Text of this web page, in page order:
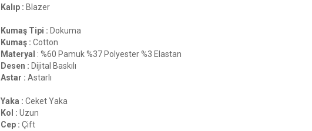
Kalıp : Blazer
Kumaş Tipi : Dokuma
Kumaş : Cotton
Materyal : %60 Pamuk %37 Polyester %3 Elastan
Desen : Dijital Baskılı
Astar : Astarlı
Yaka : Ceket Yaka
Kol : Uzun
Cep : Çift